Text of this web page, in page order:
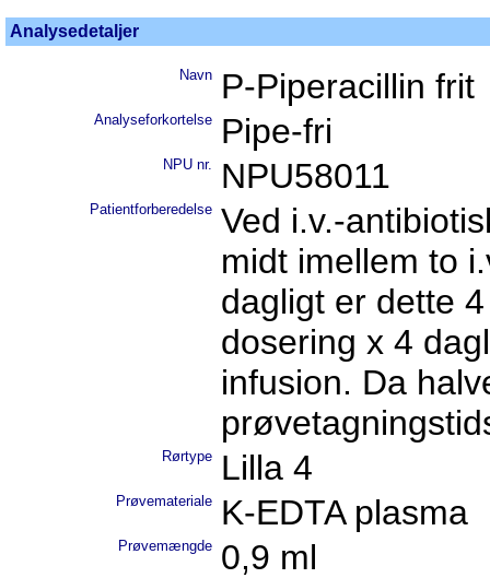
Analysedetaljer
Navn P-Piperacillin frit
Analyseforkortelse Pipe-fri
NPU nr. NPU58011
Patientforberedelse Ved i.v.-
midt imellem to
dagligt er dette
dosering x 4
infusion. Da
Rørtype Lilla 4
Prøvemateriale K-EDTA plasma
Prøvemængde 0,9 ml